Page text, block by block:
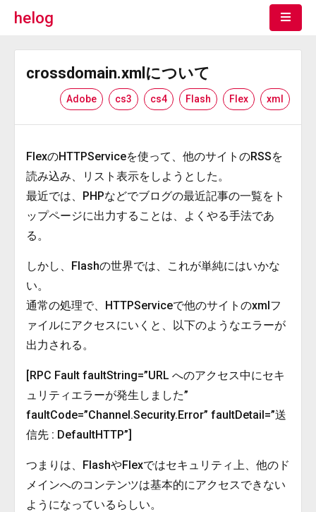
helog
crossdomain.xmlについて
Adobe cs3 cs4 Flash Flex xml
FlexのHTTPServiceを使って、他のサイトのRSSを
読み込み、リスト表示をしようとした。
最近では、PHPなどでブログの最近記事の一覧をト
ップページに出力することは、よくやる手法であ
る。
しかし、Flashの世界では、これが単純にはいかな
い。
通常の処理で、HTTPServiceで他のサイトのxmlフ
ァイルにアクセスにいくと、以下のようなエラーが
出力される。
[RPC Fault faultString=”URL へのアクセス中にセキ
ュリティエラーが発生しました”
faultCode=”Channel.Security.Error” faultDetail=”送
信先 : DefaultHTTP”]
つまりは、FlashやFlexではセキュリティ上、他のド
メインへのコンテンツは基本的にアクセスできない
ようになっているらしい。